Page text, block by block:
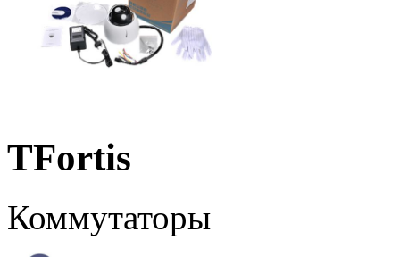
TFortis
Коммутаторы